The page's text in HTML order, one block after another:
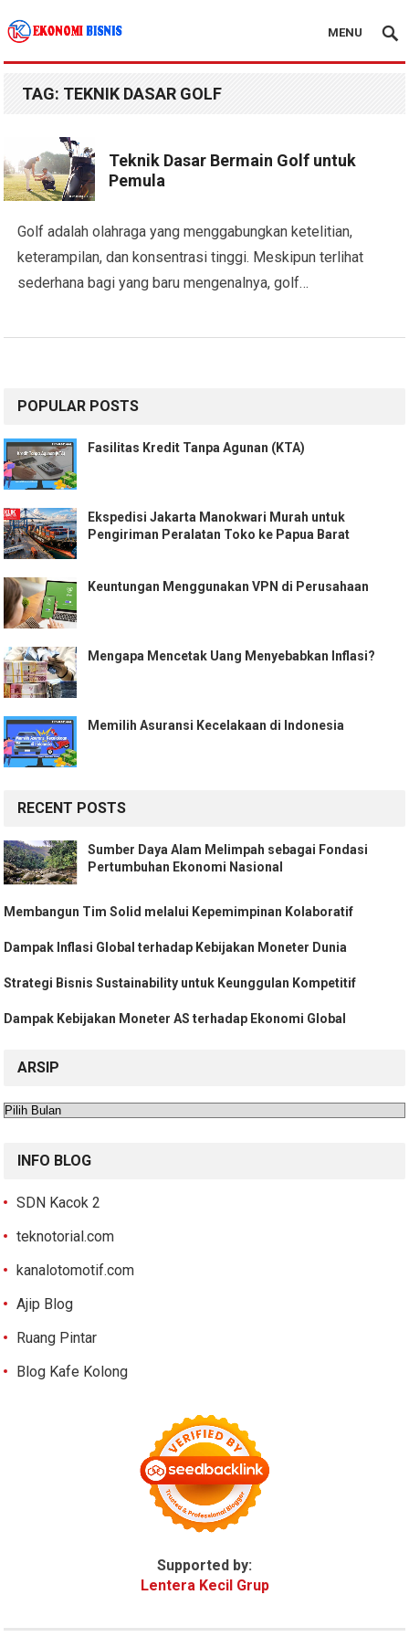
Kanal Ekonomi Bisnis
MENU
TAG: TEKNIK DASAR GOLF
Teknik Dasar Bermain Golf untuk
Pemula
Golf adalah olahraga yang menggabungkan ketelitian,
keterampilan, dan konsentrasi tinggi. Meskipun terlihat
sederhana bagi yang baru mengenalnya, golf…
POPULAR POSTS
Fasilitas Kredit Tanpa Agunan (KTA)
Ekspedisi Jakarta Manokwari Murah untuk
Pengiriman Peralatan Toko ke Papua Barat
Keuntungan Menggunakan VPN di Perusahaan
Mengapa Mencetak Uang Menyebabkan Inflasi?
Memilih Asuransi Kecelakaan di Indonesia
RECENT POSTS
Sumber Daya Alam Melimpah sebagai Fondasi
Pertumbuhan Ekonomi Nasional
Membangun Tim Solid melalui Kepemimpinan Kolaboratif
Dampak Inflasi Global terhadap Kebijakan Moneter Dunia
Strategi Bisnis Sustainability untuk Keunggulan Kompetitif
Dampak Kebijakan Moneter AS terhadap Ekonomi Global
ARSIP
Arsip
INFO BLOG
SDN Kacok 2
teknotorial.com
kanalotomotif.com
Ajip Blog
Ruang Pintar
Blog Kafe Kolong
Supported by:
Lentera Kecil Grup